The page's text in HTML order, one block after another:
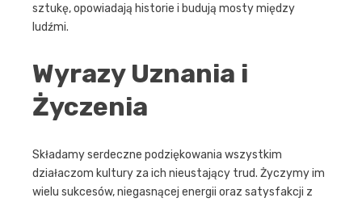
sztukę, opowiadają historie i budują mosty między
ludźmi.
Wyrazy Uznania i
Życzenia
Składamy serdeczne podziękowania wszystkim
działaczom kultury za ich nieustający trud. Życzymy im
wielu sukcesów, niegasnącej energii oraz satysfakcji z